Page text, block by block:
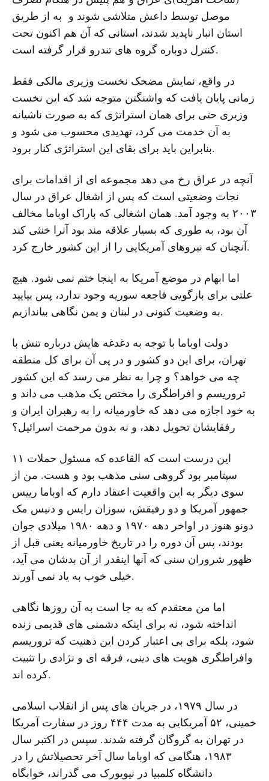
موصل توسط داعش متلاشی شوند و به از طریق
استان انبار ناپدید شدند، استانی که آن هم اکنون تحت
کنترل دوباره گروه های تندرو قرار گرفته است.
در واقع، نمایش مضحک نخست وزیری مالکی فقط
زمانی پایان یافت که واشنگتن متوجه شد که این نخست
وزیری حتی برای همان استراتژی که به صورت ناشیانه
به آن خدمت می کرد، تهدیدی محسوب می شود و
بنابراین باید برای بقای این استراتژی کنار برود.
آنچه در عراق رخ می دهد مجموعه ای از اقدامات برای
نجات وضعیتی است که پس از اشغال عراق در سال
۲۰۰۳ به وجود آمد. همان اشغالی که باراک اوباما مخالف
آن بود، به طوری که بسیار علاقه مند بود آنرا خنثی کند
آنچنان که نیروهای آمریکایی را از این کشور خارج کرد.
اما ابهام در موضع آمریکا به اینجا ختم نمی شود. هیچ
علتی برای بازگویی فاجعه سوریه وجود ندارد، پس بیایید
به وضعیت کنونی در لبنان و یمن نگاهی بیاندازیم.
دولت اوباما با توجه به دغدغه هایش درباره تنش با
تهران، برای این دو کشور و در پی آن برای کل منطقه
چه می خواهد؟ و چرا به نظر می رسد که این کشور
تروریسم و افراطگری را مختص یک مذهب می داند و
به خود اجازه می دهد که خاورمیانه را به رهبران ایران و
رفقایشان تحویل دهد، و نه بدون مرحمت اسرائیل؟
این درست است که القاعده که مسئول حملات ۱۱
سپتامبر بود گروهی سنی مذهب بود و هست. من از
سوی دیگر به این واقعیت اعتقاد دارم که اوباما رییس
جمهور آمریکا و دو رفیقش، سوزان رایس و دنیس مک
دونو هنوز در اواخر دهه ۱۹۷۰ و دهه ۱۹۸۰ میلادی جوان
بودند، پس آن دوره را در تاریخ خاورمیانه یعنی قبل از
ظهور شروران سنی که آنها اینقدر از آن بدشان می آید،
خیلی خوب به یاد نمی آورند.
اما من معتقدم که به جا است به آن روزها نگاهی
انداخته شود، نه برای اینکه دشمنی های قدیمی زنده
شود، بلکه برای بی اعتبار کردن این ذهنیت که تروریسم
وافراطگری هویت های دینی، فرقه ای و نژادی را تثبیت
کرده اند.
در سال ۱۹۷۹، در جریان های پس از انقلاب اسلامی
خمینی، ۵۲ آمریکایی به مدت ۴۴۴ روز در سفارت آمریکا
در تهران به گروگان گرفته شدند. سپس در اکتبر سال
۱۹۸۳، هنگامی که اوباما سال آخر تحصیلاتش را در
دانشگاه کلمبیا در نیویورک می گذراند، خوابگاه